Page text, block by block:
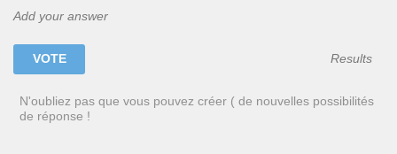
Add your answer
Results
N'oubliez pas que vous pouvez créer ( de nouvelles possibilités
de réponse !